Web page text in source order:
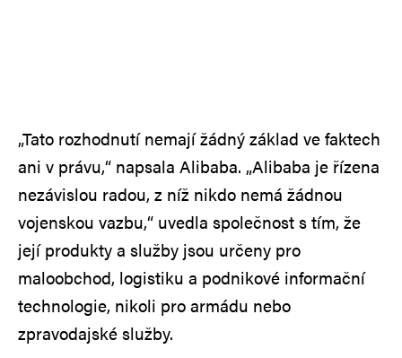
„Tato rozhodnutí nemají žádný základ ve faktech
ani v právu,“ napsala Alibaba. „Alibaba je řízena
nezávislou radou, z níž nikdo nemá žádnou
vojenskou vazbu,“ uvedla společnost s tím, že
její produkty a služby jsou určeny pro
maloobchod, logistiku a podnikové informační
technologie, nikoli pro armádu nebo
zpravodajské služby.